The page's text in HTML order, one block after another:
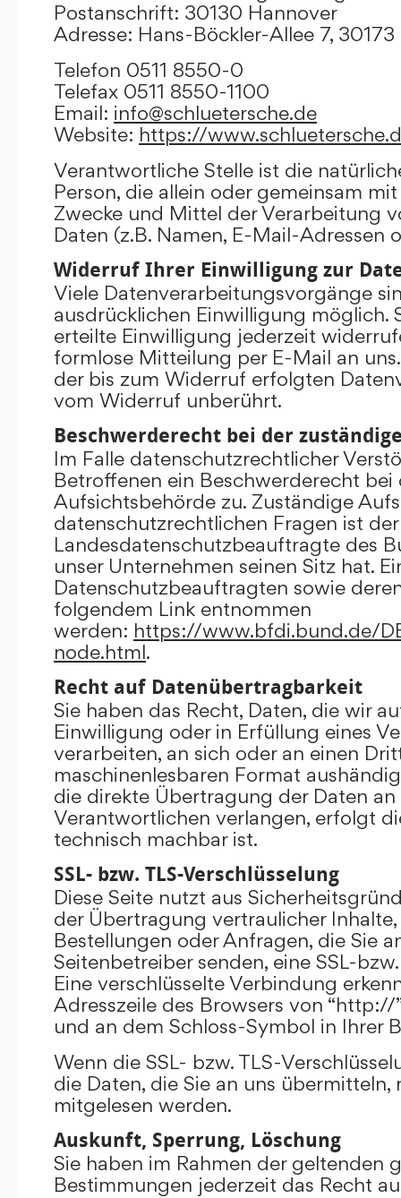
Postanschrift: 30130 Hannover
Adresse: Hans-Böckler-Allee 7,
Telefon 0511 8550-0
Telefax 0511 8550-1100
Email: info@schluetersche.de
Website: https://
Verantwortliche Stelle ist die
Person, die allein oder gemeinsam
Zwecke und Mittel der Verarbeitung
Daten (z.B. Namen, E-Mail-Adressen
Widerruf Ihrer Einwilligung zur
Viele Datenverarbeitungsvorgänge
ausdrücklichen Einwilligung möglich.
erteilte Einwilligung jederzeit
formlose Mitteilung per E-Mail an
der bis zum Widerruf erfolgten
vom Widerruf unberührt.
Beschwerderecht bei der
Im Falle datenschutzrechtlicher
Betroffenen ein Beschwerderecht bei
Aufsichtsbehörde zu. Zuständige
datenschutzrechtlichen Fragen ist der
Landesdatenschutzbeauftragte des
unser Unternehmen seinen Sitz hat.
Datenschutzbeauftragten sowie
folgendem Link entnommen
werden: https://www.bfdi.bund.de/
node.html.
Recht auf Datenübertragbarkeit
Sie haben das Recht, Daten, die wir
Einwilligung oder in Erfüllung eines
verarbeiten, an sich oder an einen
maschinenlesbaren Format
die direkte Übertragung der Daten
Verantwortlichen verlangen, erfolgt
technisch machbar ist.
SSL- bzw. TLS-Verschlüsselung
Diese Seite nutzt aus
der Übertragung vertraulicher
Bestellungen oder Anfragen, die Sie
Seitenbetreiber senden, eine SSL-
Eine verschlüsselte Verbindung
Adresszeile des Browsers von
und an dem Schloss-Symbol in Ihrer
Wenn die SSL- bzw. TLS-
die Daten, die Sie an uns
mitgelesen werden.
Auskunft, Sperrung, Löschung
Sie haben im Rahmen der geltenden
Bestimmungen jederzeit das Recht